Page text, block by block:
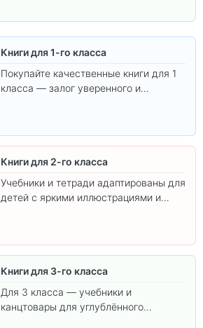
Книги для 1-го класса
Покупайте качественные книги для 1
класса — залог уверенного и
Книги для 2-го класса
Учебники и тетради адаптированы для
детей с яркими иллюстрациями и
Книги для 3-го класса
Для 3 класса — учебники и
канцтовары для углублённого